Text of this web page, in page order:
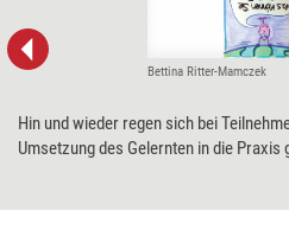
Bettina Ritter-Mamczek
Hin und wieder regen sich bei
Umsetzung des Gelernten in die